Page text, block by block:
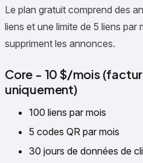
Le plan gratuit comprend des
liens et une limite de 5 liens par
suppriment les annonces.
Core - 10 $/mois
uniquement)
100 liens par mois
5 codes QR par mois
30 jours de données de